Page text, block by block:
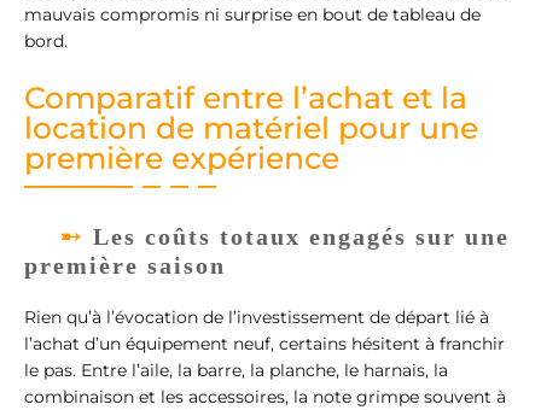
mauvais compromis ni surprise en bout de tableau de
bord.
Comparatif entre l’achat et la
location de matériel pour une
première expérience
Les coûts totaux engagés sur une
première saison
Rien qu’à l’évocation de l’investissement de départ lié à
l’achat d’un équipement neuf, certains hésitent à franchir
le pas. Entre l’aile, la barre, la planche, le harnais, la
combinaison et les accessoires, la note grimpe souvent à